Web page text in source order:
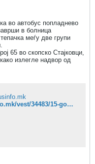
во автобус попладнево
в болница
меѓу две групи
65 во скопско Стајковци,
излегле надвор од
http://www.plusinfo.mk/vest/34483/15-godishno-momche-povredeno-vo-tepachka-vo-avtobus-popladnevo